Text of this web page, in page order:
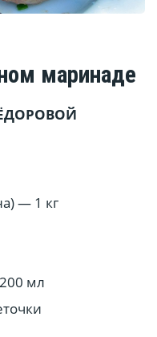
маринаде
— 1 кг
мл